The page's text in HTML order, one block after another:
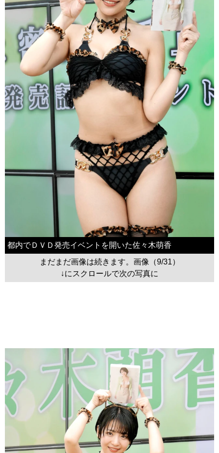
都内でＤＶＤ発売イベントを開いた佐々木萌香
まだまだ画像は続きます。画像（9/31）
↓にスクロールで次の写真に